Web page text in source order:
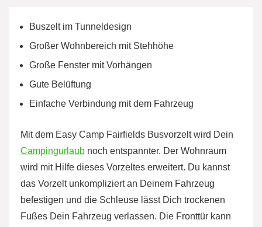
Buszelt im Tunneldesign
Großer Wohnbereich mit Stehhöhe
Große Fenster mit Vorhängen
Gute Belüftung
Einfache Verbindung mit dem Fahrzeug
Mit dem Easy Camp Fairfields Busvorzelt wird Dein
Campingurlaub noch entspannter. Der Wohnraum
wird mit Hilfe dieses Vorzeltes erweitert. Du kannst
das Vorzelt unkompliziert an Deinem Fahrzeug
befestigen und die Schleuse lässt Dich trockenen
Fußes Dein Fahrzeug verlassen. Die Fronttür kann